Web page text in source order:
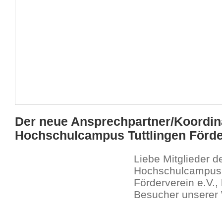
Der neue Ansprechpartner/
Hochschulcampus Tuttlingen
Liebe Mitglieder
Förderverein
Besucher unserer